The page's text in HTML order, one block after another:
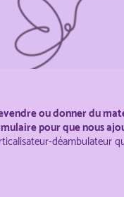
ou donner du
pour que nous
déambulateur